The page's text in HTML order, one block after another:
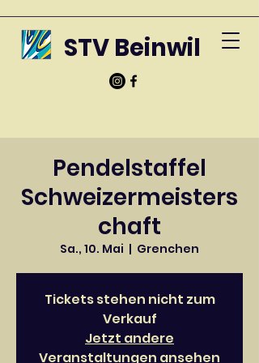
STV Beinwil
Pendelstaffel
Schweizermeisters
chaft
Sa., 10. Mai
  |
Grenchen
Tickets stehen nicht zum
Verkauf
Jetzt andere
Veranstaltungen ansehen